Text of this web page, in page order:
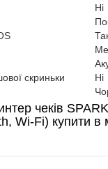
Ні
скриньки
Ні
чеків
Wi-Fi) купити в